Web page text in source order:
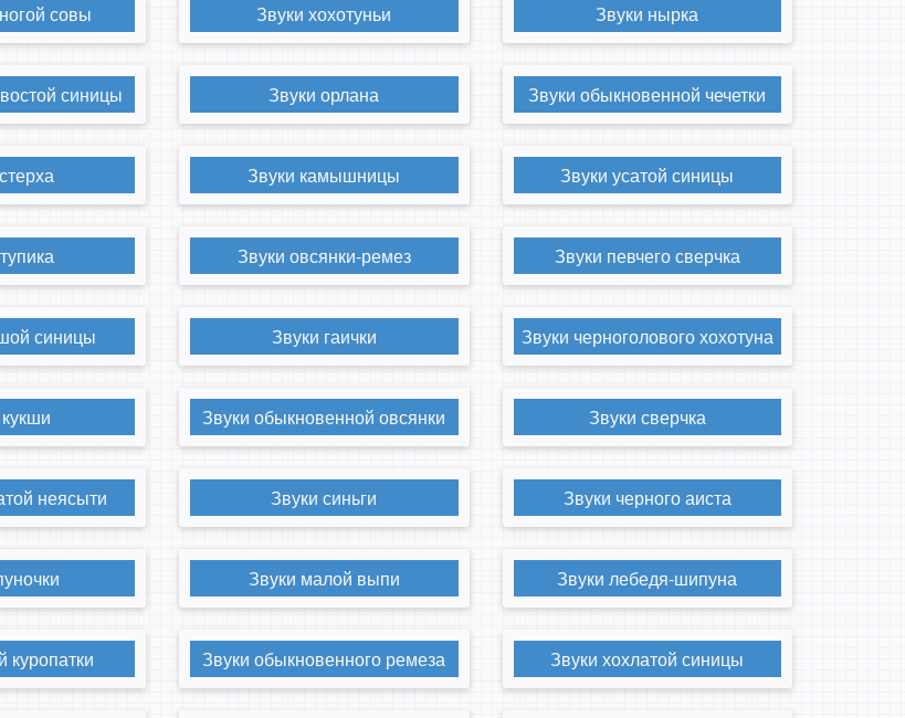
совы Звуки хохотуньи Звуки нырка
синицы Звуки орлана Звуки обыкновенной чечетки
Звуки камышницы Звуки усатой синицы
Звуки овсянки-ремез Звуки певчего сверчка
синицы Звуки гаички Звуки черноголового хохотуна
Звуки обыкновенной овсянки Звуки сверчка
неясыти Звуки синьги Звуки черного аиста
Звуки малой выпи Звуки лебедя-шипуна
куропатки Звуки обыкновенного ремеза Звуки хохлатой синицы